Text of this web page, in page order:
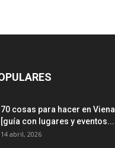
70 cosas para hacer en Viena
[guía con lugares y eventos...
14 abril, 2026